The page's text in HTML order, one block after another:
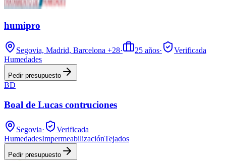
humipro
Segovia, Madrid, Barcelona +28· 25 años·
Verificada
Humedades
Pedir presupuesto
BD
Boal de Lucas contruciones
Segovia·
Verificada
HumedadesImpermeabilizaciónTejados
Pedir presupuesto